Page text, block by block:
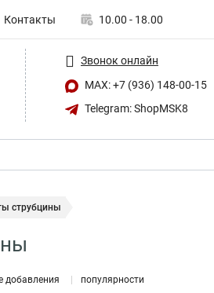
Контакты 10.00 - 18.00
Звонок онлайн
MAX: +7 (936) 148-00-15
Telegram: ShopMSK8
струбцины
добавления популярности